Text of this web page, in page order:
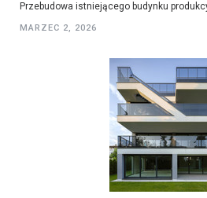
Przebudowa istniejącego budynku
MARZEC 2, 2026